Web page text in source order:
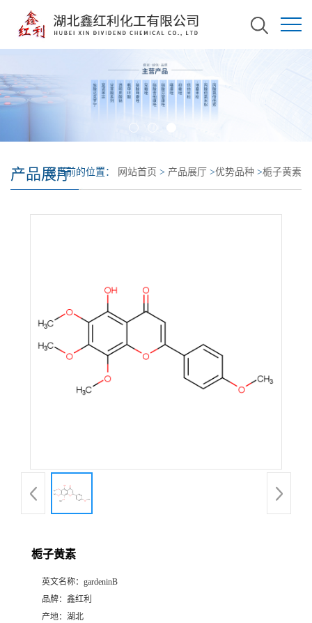
产品展厅您当前的位置： 网站首页 > 产品展厅 >优势品种 >栀子黄素
栀子黄素
英文名称： gardeninB
品牌： 鑫红利
产地： 湖北